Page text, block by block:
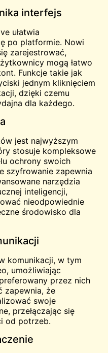
interfejs
ułatwia
po platformie. Nowi
zarejestrować,
mogą łatwo
Funkcje takie jak
jednym kliknięciem
dzięki czemu
dla każdego.
jest najwyższym
stosuje kompleksowe
ochrony swoich
szyfrowanie zapewnia
narzędzia
inteligencji,
nieodpowiednie
środowisko dla
komunikacji, w tym
umożliwiając
przez nich
zapewnia, że
swoje
przełączając się
od potrzeb.